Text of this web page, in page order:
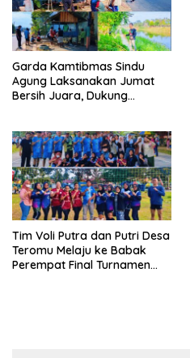
Garda Kamtibmas Sindu
Agung Laksanakan Jumat
Bersih Juara, Dukung
Tim Voli Putra dan Putri Desa
Teromu Melaju ke Babak
Perempat Final Turnamen